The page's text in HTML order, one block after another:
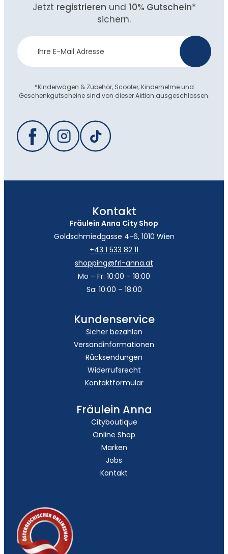
Jetzt registrieren und 10% Gutschein*
sichern.
Newsletter
Anmeldung
*Kinderwägen & Zubehör, Scooter, Kinderhelme und
Geschenkgutscheine sind von dieser Aktion ausgeschlossen.
Kontakt
Fräulein Anna City Shop
Goldschmiedgasse 4-6, 1010 Wien
+43 1 533 82 11
shopping@frl-anna.at
Mo – Fr: 10:00 – 18:00
Sa: 10:00 – 18:00
Kundenservice
Sicher bezahlen
Versandinformationen
Rücksendungen
Widerrufsrecht
Kontaktformular
Fräulein Anna
Cityboutique
Online Shop
Marken
Jobs
Kontakt